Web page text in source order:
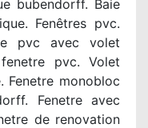
bubendorff. Baie
Fenêtres pvc.
pvc avec volet
pvc. Volet
Fenetre monobloc
Fenetre avec
de renovation